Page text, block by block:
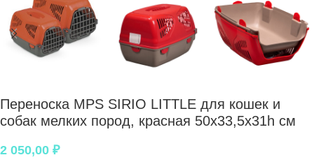
Переноска MPS SIRIO LITTLE для кошек и
собак мелких пород, красная 50х33,5х31h см
2 050,00 ₽